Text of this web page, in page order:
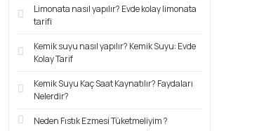
Limonata nasıl yapılır? Evde kolay limonata
tarifi
Kemik suyu nasıl yapılır? Kemik Suyu: Evde
Kolay Tarif
Kemik Suyu Kaç Saat Kaynatılır? Faydaları
Nelerdir?
Neden Fıstık Ezmesi Tüketmeliyim ?